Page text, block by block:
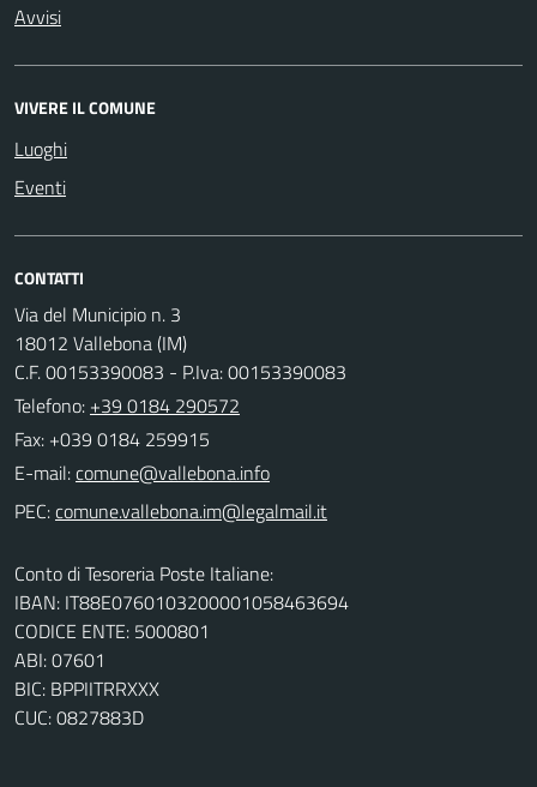
Avvisi
VIVERE IL COMUNE
Luoghi
Eventi
CONTATTI
Via del Municipio n. 3
18012 Vallebona (IM)
C.F. 00153390083 - P.Iva: 00153390083
Telefono: +39 0184 290572
Fax: +039 0184 259915
E-mail:
PEC:
Conto di Tesoreria Poste Italiane:
IBAN: IT88E0760103200001058463694
CODICE ENTE: 5000801
ABI: 07601
BIC: BPPIITRRXXX
CUC: 0827883D